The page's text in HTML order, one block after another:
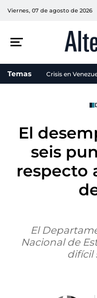
Viernes, 07 de agosto de 2026
Temas Crisis en
El
seis
respecto
El
Nacional de
difícil